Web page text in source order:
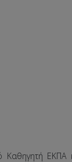
Καθηγητή ΕΚΠΑ